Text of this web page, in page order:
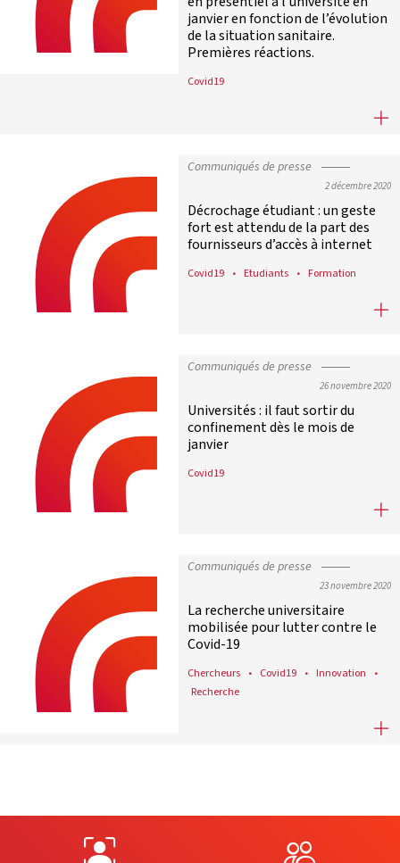
janvier en fonction de l’évolution
de la situation sanitaire.
Premières réactions.
Covid19
Le Premier ministre annonce à
Communiqués de presse
2 décembre 2020
Décrochage étudiant : un geste
fort est attendu de la part des
fournisseurs d’accès à internet
Covid19 Etudiants Formation
Décrochage étudiant : un geste
Communiqués de presse
26 novembre 2020
Universités : il faut sortir du
confinement dès le mois de
janvier
Covid19
Universités : il faut sortir du
Communiqués de presse
23 novembre 2020
La recherche universitaire
mobilisée pour lutter contre le
Covid-19
Chercheurs Covid19
Innovation
Recherche
La recherche universitaire